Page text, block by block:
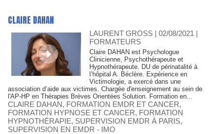
CLAIRE DAHAN
LAURENT GROSS | 02/08/2021 |
FORMATEURS
Claire DAHAN est Psychologue
Clinicienne, Psychothérapeute et
Hypnothérapeute. DU de périnatalité à
l’hôpital A. Béclère. Expérience en
Victimologie, a exercé dans une
association d’aide aux victimes. Chargée d'enseignement au sein de
l'AP-HP en Thérapies Brèves Orientées Solution. Formation en...
CLAIRE DAHAN, FORMATION EMDR ET CANCER,
FORMATION HYPNOSE ET CANCER, FORMATION
HYPNOTHÉRAPIE, SUPERVISION EMDR À PARIS,
SUPERVISION EN EMDR - IMO